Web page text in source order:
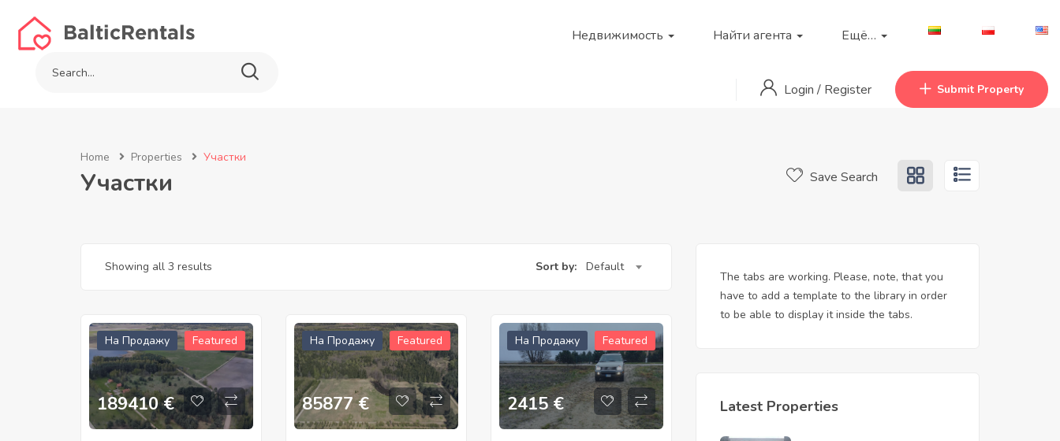
Недвижимость Найти агента Ещё…
Login / Register Submit Property
Home Properties Участки
Участки Save Search
Showing all 3 results Sort by: Default
На Продажу Featured
189410 €
На Продажу Featured
85877 €
На Продажу Featured
2415 €
The tabs are working. Please, note, that you
have to add a template to the library in order
to be able to display it inside the tabs.
Latest Properties